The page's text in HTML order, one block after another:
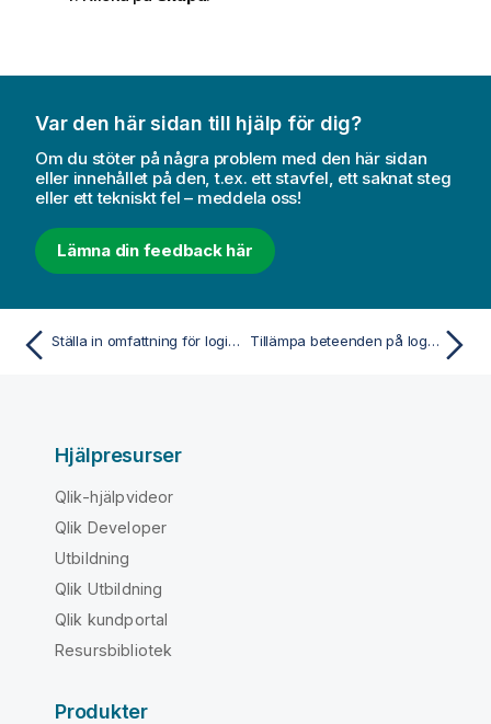
Var den här sidan till hjälp för dig?
Om du stöter på några problem med den här sidan
eller innehållet på den, t.ex. ett stavfel, ett saknat steg
eller ett tekniskt fel – meddela oss!
Lämna din feedback här
Ställa in omfattning för logiska modeller med paket Tillämpa beteenden på logiska modeller
Hjälpresurser
Qlik-hjälpvideor
Qlik Developer
Utbildning
Qlik Utbildning
Qlik kundportal
Resursbibliotek
Produkter